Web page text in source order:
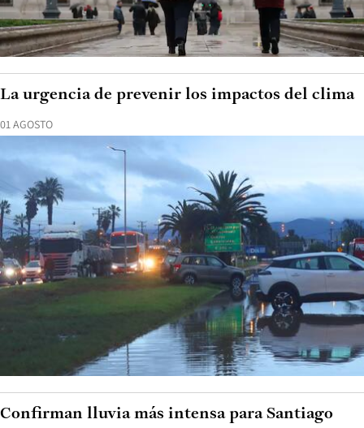
01 AGOSTO
La urgencia de prevenir los impactos del clima
Confirman lluvia más intensa para Santiago